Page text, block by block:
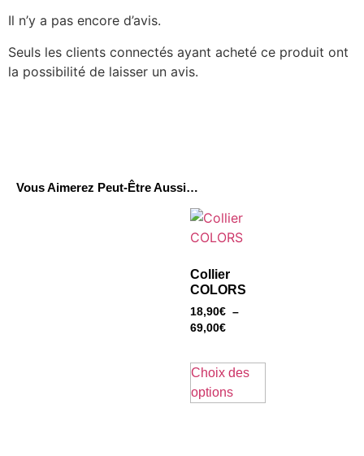
Il n’y a pas encore d’avis.
Seuls les clients connectés ayant acheté ce produit ont
la possibilité de laisser un avis.
Vous Aimerez Peut-Être Aussi…
Collier
COLORS
18,90€ –
69,00€
Choix des
options